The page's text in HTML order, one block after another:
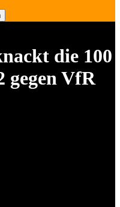
die 100
gegen VfR